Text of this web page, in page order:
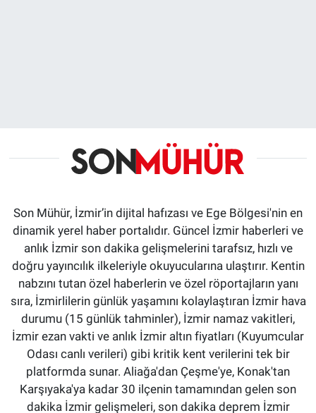
Son Mühür, İzmir’in dijital hafızası ve Ege Bölgesi'nin en
dinamik yerel haber portalıdır. Güncel İzmir haberleri ve
anlık İzmir son dakika gelişmelerini tarafsız, hızlı ve
doğru yayıncılık ilkeleriyle okuyucularına ulaştırır. Kentin
nabzını tutan özel haberlerin ve özel röportajların yanı
sıra, İzmirlilerin günlük yaşamını kolaylaştıran İzmir hava
durumu (15 günlük tahminler), İzmir namaz vakitleri,
İzmir ezan vakti ve anlık İzmir altın fiyatları (Kuyumcular
Odası canlı verileri) gibi kritik kent verilerini tek bir
platformda sunar. Aliağa'dan Çeşme'ye, Konak'tan
Karşıyaka'ya kadar 30 ilçenin tamamından gelen son
dakika İzmir gelişmeleri, son dakika deprem İzmir